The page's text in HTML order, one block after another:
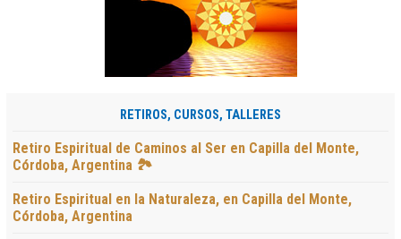
RETIROS, CURSOS, TALLERES
Retiro Espiritual de Caminos al Ser en Capilla del Monte,
Córdoba, Argentina 🏞️
Retiro Espiritual en la Naturaleza, en Capilla del Monte,
Córdoba, Argentina